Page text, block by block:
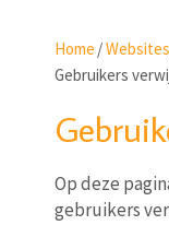
Home /Websites
Gebruikers
Op deze
gebruikers